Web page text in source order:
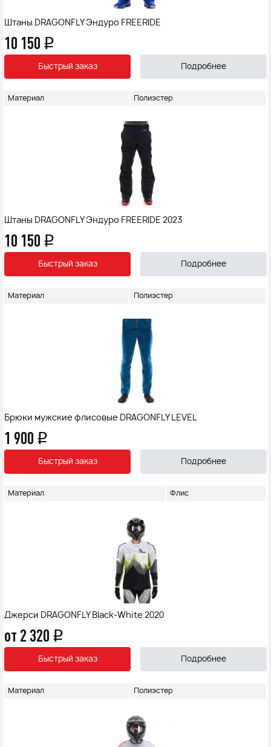
Штаны DRAGONFLY Эндуро FREERIDE
10 150 q
Быстрый заказ Подробнее
Материал Полиэстер
Штаны DRAGONFLY Эндуро FREERIDE 2023
10 150 q
Быстрый заказ Подробнее
Материал Полиэстер
Брюки мужские флисовые DRAGONFLY LEVEL
1 900 q
Быстрый заказ Подробнее
Материал Флис
Джерси DRAGONFLY Black-White 2020
от 2 320 q
Быстрый заказ Подробнее
Материал Полиэстер